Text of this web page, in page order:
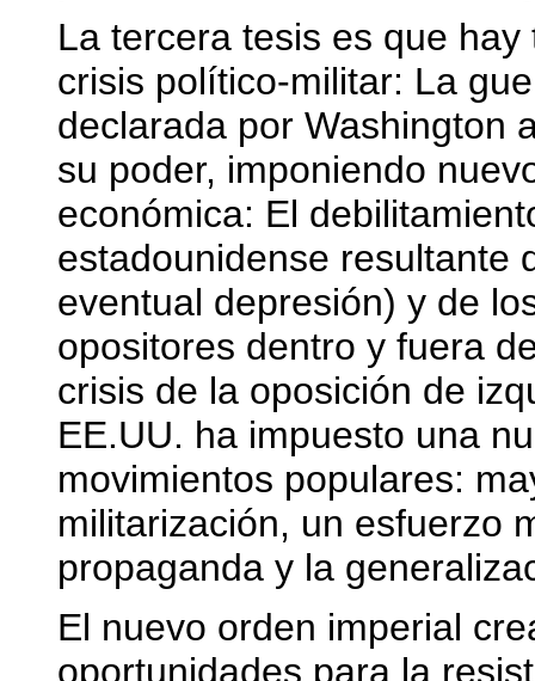
La tercera tesis es que
crisis político-militar: La
declarada por Washington
su poder, imponiendo
económica: El
estadounidense resultante
eventual depresión) y de
opositores dentro y fuera
crisis de la oposición de
EE.UU. ha impuesto una
movimientos populares:
militarización, un esfuerzo
propaganda y la
El nuevo orden imperial
oportunidades para la